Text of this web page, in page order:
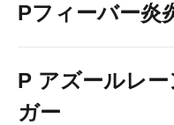
Pフィーバー炎
P アズールレ
ガー